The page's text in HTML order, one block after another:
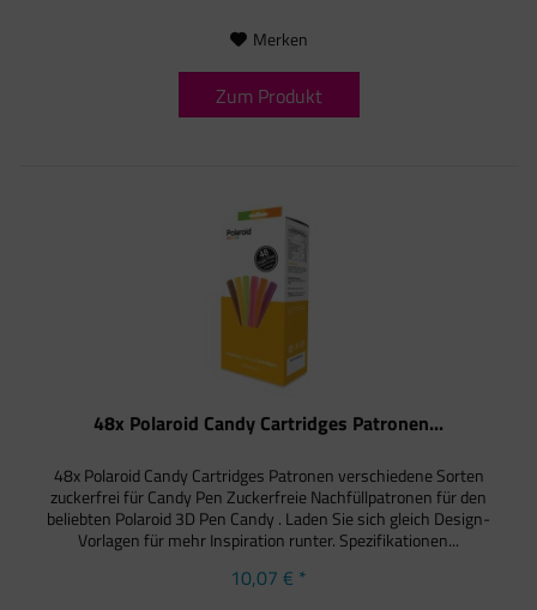
Merken
Zum Produkt
48x Polaroid Candy Cartridges Patronen...
48x Polaroid Candy Cartridges Patronen verschiedene Sorten
zuckerfrei für Candy Pen Zuckerfreie Nachfüllpatronen für den
beliebten Polaroid 3D Pen Candy . Laden Sie sich gleich Design-
Vorlagen für mehr Inspiration runter. Spezifikationen...
10,07 € *